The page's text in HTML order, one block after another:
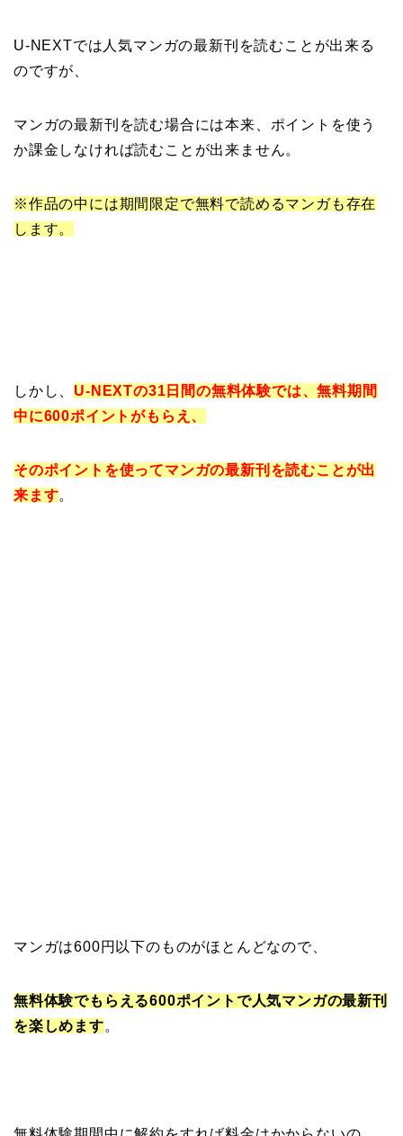
U-NEXTでは人気マンガの最新刊を読むことが出来る
のですが、
マンガの最新刊を読む場合には本来、ポイントを使う
か課金しなければ読むことが出来ません。
※作品の中には期間限定で無料で読めるマンガも存在
します。
しかし、 U-NEXTの31日間の無料体験では、無料期間
中に600ポイントがもらえ、
そのポイントを使ってマンガの最新刊を読むことが出
来ます。
マンガは600円以下のものがほとんどなので、
無料体験でもらえる600ポイントで人気マンガの最新刊
を楽しめます。